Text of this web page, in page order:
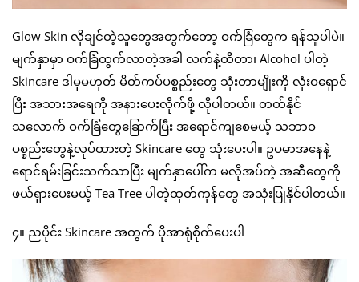
Glow Skin လိုချင်တဲ့သူတွေအတွက်တော့ ဝက်ခြံတွေက ရန်သူပါပဲ။
မျက်နှာမှာ ဝက်ခြံထွက်လာတဲ့အခါ လက်နဲ့ထိတာ၊ Alcohol ပါတဲ့
Skincare ဒါမှမဟုတ် မိတ်ကပ်ပစ္စည်းတွေ သုံးတာမျိုးကို လုံးဝရှောင်
ပြီး အသားအရေကို အနားပေးလိုက်ဖို့ လိုပါတယ်။ တတ်နိုင်
သလောက် ဝက်ခြံတွေခြောက်ပြီး အရောင်ကျစေမယ့် သဘာဝ
ပစ္စည်းတွေနဲ့လုပ်ထားတဲ့ Skincare တွေ သုံးပေးပါ။ ဥပမာအနေနဲ့
ရောင်ရမ်းခြင်းသက်သာပြီး မျက်နှာပေါ်က မလိုအပ်တဲ့ အဆီတွေကို
ဖယ်ရှားပေးမယ့် Tea Tree ပါတဲ့ထုတ်ကုန်တွေ အသုံးပြုနိုင်ပါတယ်။
၄။ ညပိုင်း Skincare အတွက် ပိုအာရုံစိုက်ပေးပါ